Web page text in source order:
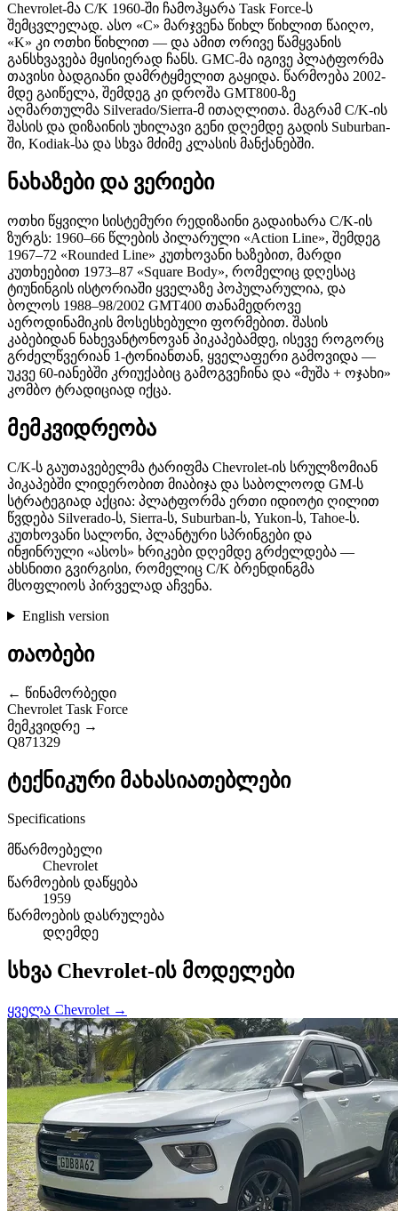
Chevrolet-მა C/K 1960-ში ჩამოჰყარა Task Force-ს
შემცვლელად. ასო «C» მარჯვენა წიხლ წიხლით წაიღო,
«K» კი ოთხი წიხლით — და ამით ორივე წამყვანის
განსხვავება მყისიერად ჩანს. GMC-მა იგივე პლატფორმა
თავისი ბადგიანი დამრტყმელით გაყიდა. წარმოება 2002-
მდე გაიწელა, შემდეგ კი დროშა GMT800-ზე
აღმართულმა Silverado/Sierra-მ ითაღლითა. მაგრამ C/K-ის
შასის და დიზაინის უხილავი გენი დღემდე გადის Suburban-
ში, Kodiak-სა და სხვა მძიმე კლასის მანქანებში.
ნახაზები და ვერიები
ოთხი წყვილი სისტემური რედიზაინი გადაიხარა C/K-ის
ზურგს: 1960–66 წლების პილარული «Action Line», შემდეგ
1967–72 «Rounded Line» კუთხოვანი ხაზებით, მარდი
კუთხეებით 1973–87 «Square Body», რომელიც დღესაც
ტიუნინგის ისტორიაში ყველაზე პოპულარულია, და
ბოლოს 1988–98/2002 GMT400 თანამედროვე
აეროდინამიკის მოსესხებული ფორმებით. შასის
კაბებიდან ნახევანტონოვან პიკაპებამდე, ისევე როგორც
გრძელწვერიან 1-ტონიანთან, ყველაფერი გამოვიდა —
უკვე 60-იანებში კრიუქაბიც გამოგვეჩინა და «მუშა + ოჯახი»
კომბო ტრადიციად იქცა.
მემკვიდრეობა
C/K-ს გაუთავებელმა ტარიფმა Chevrolet-ის სრულზომიან
პიკაპებში ლიდერობით მიაბიჯა და საბოლოოდ GM-ს
სტრატეგიად აქცია: პლატფორმა ერთი იდიოტი ღილით
წვდება Silverado-ს, Sierra-ს, Suburban-ს, Yukon-ს, Tahoe-ს.
კუთხოვანი სალონი, პლანტური სპრინგები და
ინჟინრული «ასოს» ხრიკები დღემდე გრძელდება —
ახსნითი გვირგისი, რომელიც C/K ბრენდინგმა
მსოფლიოს პირველად აჩვენა.
English version
თაობები
← წინამორბედი
Chevrolet Task Force
მემკვიდრე →
Q871329
ტექნიკური მახასიათებლები
Specifications
მწარმოებელი
Chevrolet
წარმოების დაწყება
1959
წარმოების დასრულება
დღემდე
სხვა Chevrolet-ის მოდელები
ყველა Chevrolet →